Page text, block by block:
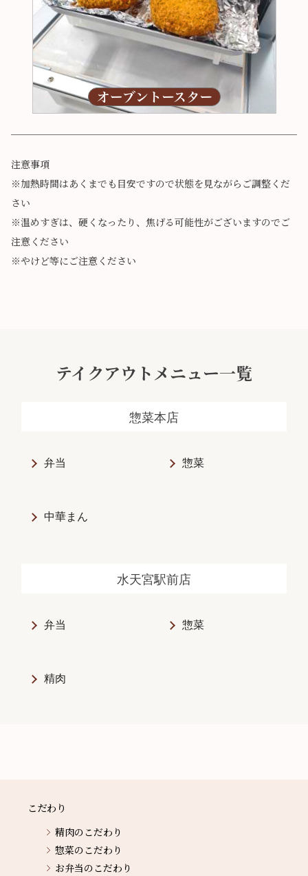
注意事項
※加熱時間はあくまでも目安ですので状態を見ながらご調整くだ
さい
※温めすぎは、硬くなったり、焦げる可能性がございますのでご
注意ください
※やけど等にご注意ください
テイクアウトメニュー一覧
惣菜本店
弁当 惣菜
中華まん
水天宮駅前店
弁当 惣菜
精肉
こだわり
精肉のこだわり
惣菜のこだわり
お弁当のこだわり